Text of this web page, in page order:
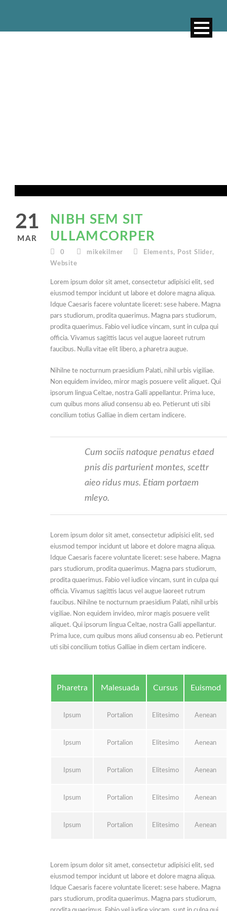
21
MAR
NIBH SEM SIT
ULLAMCORPER
0 mikekilmer Elements, Post Slider,
Website
Lorem ipsum dolor sit amet, consectetur adipisici elit, sed
eiusmod tempor incidunt ut labore et dolore magna aliqua.
Idque Caesaris facere voluntate liceret: sese habere. Magna
pars studiorum, prodita quaerimus. Magna pars studiorum,
prodita quaerimus. Fabio vel iudice vincam, sunt in culpa qui
officia. Vivamus sagittis lacus vel augue laoreet rutrum
faucibus. Nulla vitae elit libero, a pharetra augue.
Nihilne te nocturnum praesidium Palati, nihil urbis vigiliae.
Non equidem invideo, miror magis posuere velit aliquet. Qui
ipsorum lingua Celtae, nostra Galli appellantur. Prima luce,
cum quibus mons aliud consensu ab eo. Petierunt uti sibi
concilium totius Galliae in diem certam indicere.
Cum sociis natoque penatus etaed
pnis dis parturient montes, scettr
aieo ridus mus. Etiam portaem
mleyo.
Lorem ipsum dolor sit amet, consectetur adipisici elit, sed
eiusmod tempor incidunt ut labore et dolore magna aliqua.
Idque Caesaris facere voluntate liceret: sese habere. Magna
pars studiorum, prodita quaerimus. Magna pars studiorum,
prodita quaerimus. Fabio vel iudice vincam, sunt in culpa qui
officia. Vivamus sagittis lacus vel augue laoreet rutrum
faucibus. Nihilne te nocturnum praesidium Palati, nihil urbis
vigiliae. Non equidem invideo, miror magis posuere velit
aliquet. Qui ipsorum lingua Celtae, nostra Galli appellantur.
Prima luce, cum quibus mons aliud consensu ab eo. Petierunt
uti sibi concilium totius Galliae in diem certam indicere.
Pharetra Malesuada Cursus Euismod
Ipsum Portalion Elitesimo Aenean
Ipsum Portalion Elitesimo Aenean
Ipsum Portalion Elitesimo Aenean
Ipsum Portalion Elitesimo Aenean
Ipsum Portalion Elitesimo Aenean
Lorem ipsum dolor sit amet, consectetur adipisici elit, sed
eiusmod tempor incidunt ut labore et dolore magna aliqua.
Idque Caesaris facere voluntate liceret: sese habere. Magna
pars studiorum, prodita quaerimus. Magna pars studiorum,